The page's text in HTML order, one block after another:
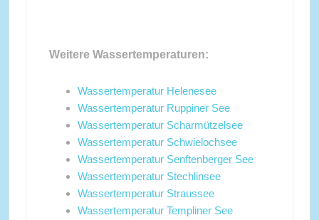
Weitere Wassertemperaturen:
Wassertemperatur Helenesee
Wassertemperatur Ruppiner See
Wassertemperatur Scharmützelsee
Wassertemperatur Schwielochsee
Wassertemperatur Senftenberger See
Wassertemperatur Stechlinsee
Wassertemperatur Straussee
Wassertemperatur Templiner See